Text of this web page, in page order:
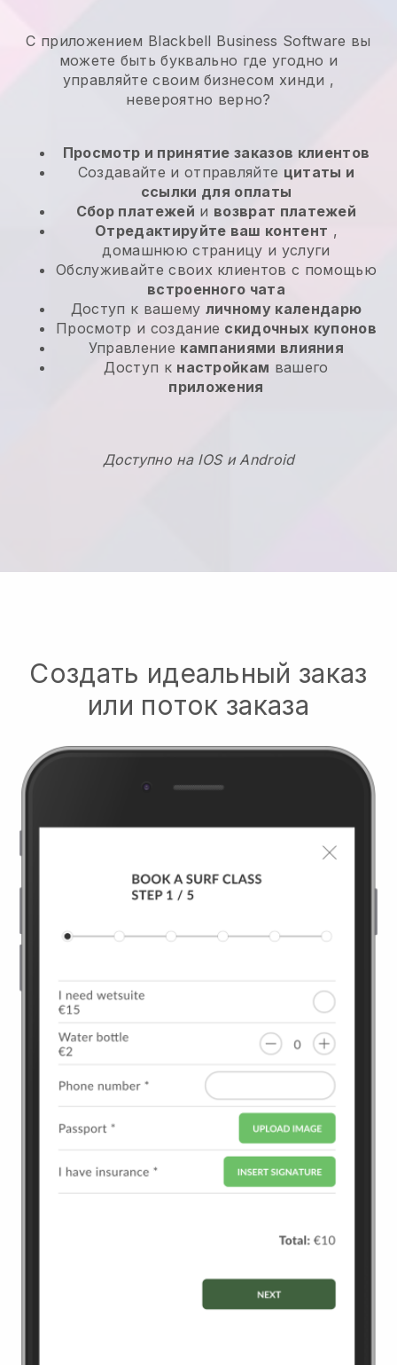
С приложением Blackbell Business Software вы
можете быть буквально где угодно и
управляйте своим бизнесом хинди ,
невероятно верно?
Просмотр и принятие заказов клиентов
Создавайте и отправляйте цитаты и
ссылки для оплаты
Сбор платежей и возврат платежей
Отредактируйте ваш контент ,
домашнюю страницу и услуги
Обслуживайте своих клиентов с помощью
встроенного чата
Доступ к вашему личному календарю
Просмотр и создание скидочных купонов
Управление кампаниями влияния
Доступ к настройкам вашего
приложения
Доступно на IOS и Android
Создать идеальный заказ
или поток заказа